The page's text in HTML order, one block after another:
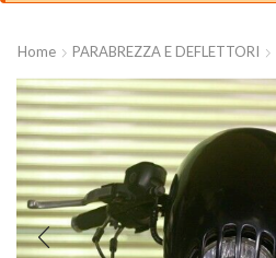
Home PARABREZZA E DEFLETTORI